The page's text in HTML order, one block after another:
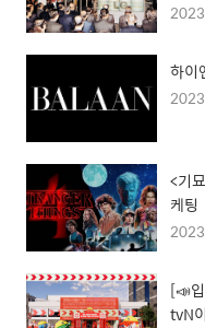
하이
<기
케팅
[📣
tvN